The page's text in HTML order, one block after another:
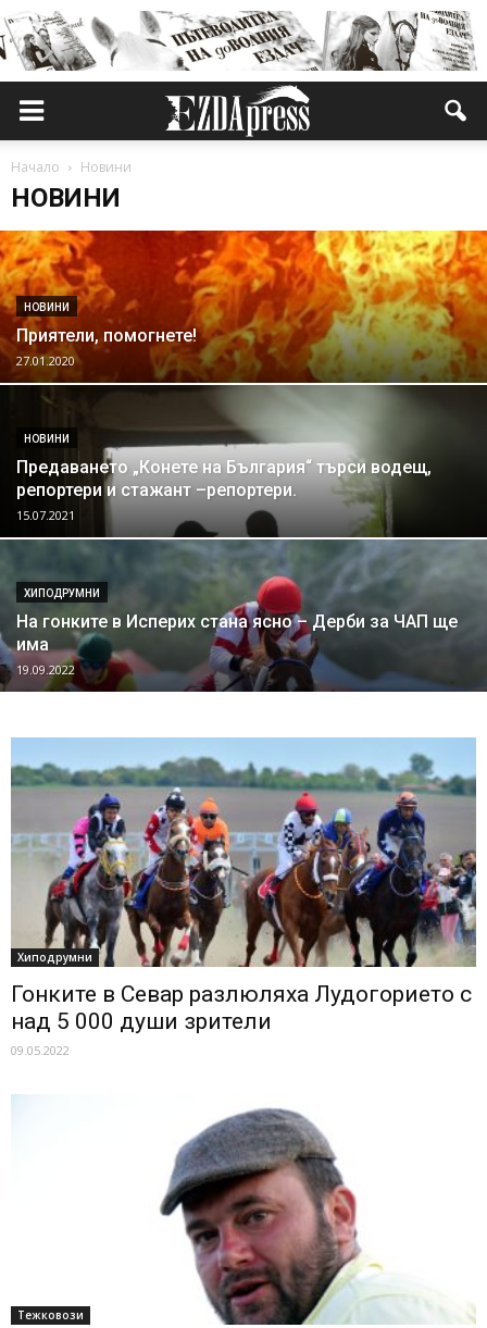
Начало Новини
НОВИНИ
НОВИНИ
Приятели, помогнете!
27.01.2020
НОВИНИ
Предаването „Конете на България“ търси водещ,
репортери и стажант –репортери.
15.07.2021
ХИПОДРУМНИ
На гонките в Исперих стана ясно – Дерби за ЧАП ще
има
19.09.2022
Хиподрумни
Гонките в Севар разлюляха Лудогорието с
над 5 000 души зрители
09.05.2022
Тежковози